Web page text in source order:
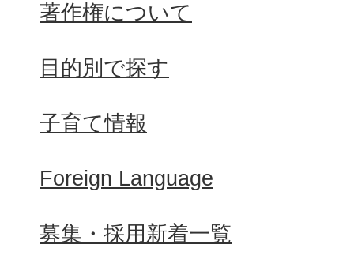
著作権について
目的別で探す
子育て情報
Foreign Language
募集・採用新着一覧